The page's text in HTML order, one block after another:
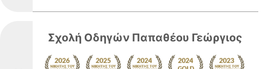
Σχολή Οδηγών Παπαθέου Γεώργιος